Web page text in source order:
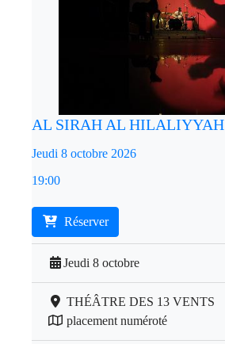
AL SIRAH AL HILALIYYAH
Jeudi 8 octobre 2026
19:00
Réserver
Jeudi 8 octobre
THÉÂTRE DES 13 VENTS
placement numéroté